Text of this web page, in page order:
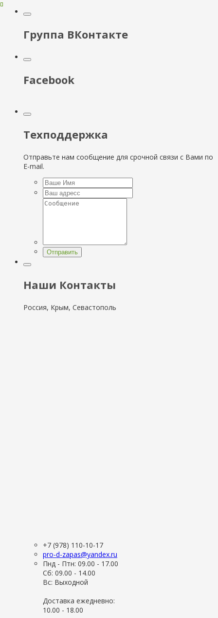
Группа ВКонтакте
Facebook
Техподдержка
Отправьте нам сообщение для срочной связи с Вами по
E-mail.
Отправить
Наши Контакты
Россия, Крым, Севастополь
+7 (978) 110-10-17
pro-d-zapas@yandex.ru
Пнд - Птн: 09.00 - 17.00
Сб: 09.00 - 14.00
Вс: Выходной
Доставка ежедневно:
10.00 - 18.00